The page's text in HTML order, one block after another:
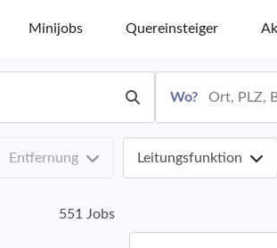
Minijobs Quereinsteiger
Wo?
Entfernung Leitungsfunktion
551 Jobs